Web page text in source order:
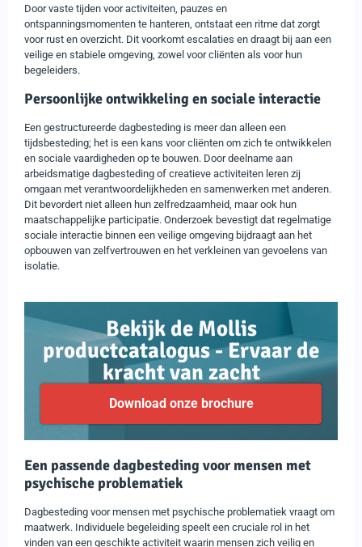
Door vaste tijden voor activiteiten, pauzes en
ontspanningsmomenten te hanteren, ontstaat een ritme dat zorgt
voor rust en overzicht. Dit voorkomt escalaties en draagt bij aan een
veilige en stabiele omgeving, zowel voor cliënten als voor hun
begeleiders.
Persoonlijke ontwikkeling en sociale interactie
Een gestructureerde dagbesteding is meer dan alleen een
tijdsbesteding; het is een kans voor cliënten om zich te ontwikkelen
en sociale vaardigheden op te bouwen. Door deelname aan
arbeidsmatige dagbesteding of creatieve activiteiten leren zij
omgaan met verantwoordelijkheden en samenwerken met anderen.
Dit bevordert niet alleen hun zelfredzaamheid, maar ook hun
maatschappelijke participatie. Onderzoek bevestigt dat regelmatige
sociale interactie binnen een veilige omgeving bijdraagt aan het
opbouwen van zelfvertrouwen en het verkleinen van gevoelens van
isolatie.
Bekijk de Mollis
productcatalogus - Ervaar de
kracht van zacht
Download onze brochure
Een passende dagbesteding voor mensen met
psychische problematiek
Dagbesteding voor mensen met psychische problematiek vraagt om
maatwerk. Individuele begeleiding speelt een cruciale rol in het
vinden van een geschikte activiteit waarin mensen zich veilig en